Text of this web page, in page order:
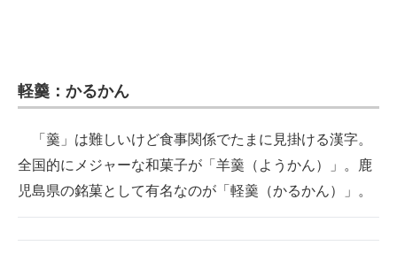
軽羹：かるかん
「羹」は難しいけど食事関係でたまに見掛ける漢字。
全国的にメジャーな和菓子が「羊羹（ようかん）」。鹿
児島県の銘菓として有名なのが「軽羹（かるかん）」。